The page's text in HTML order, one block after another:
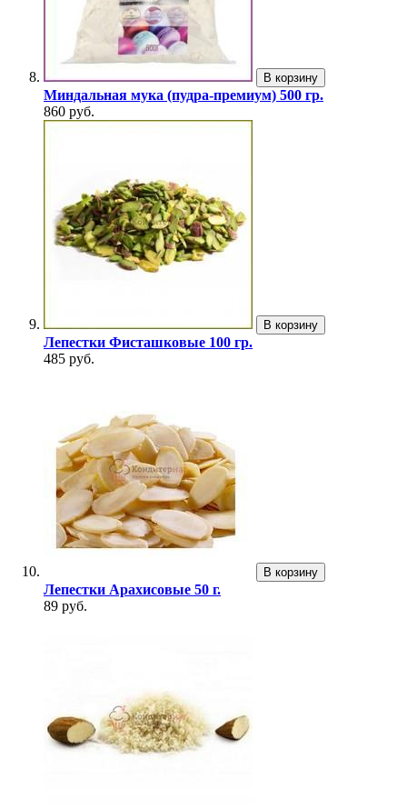
В корзину
Миндальная мука (пудра-премиум) 500 гр.
860 руб.
В корзину
Лепестки Фисташковые 100 гр.
485 руб.
В корзину
Лепестки Арахисовые 50 г.
89 руб.